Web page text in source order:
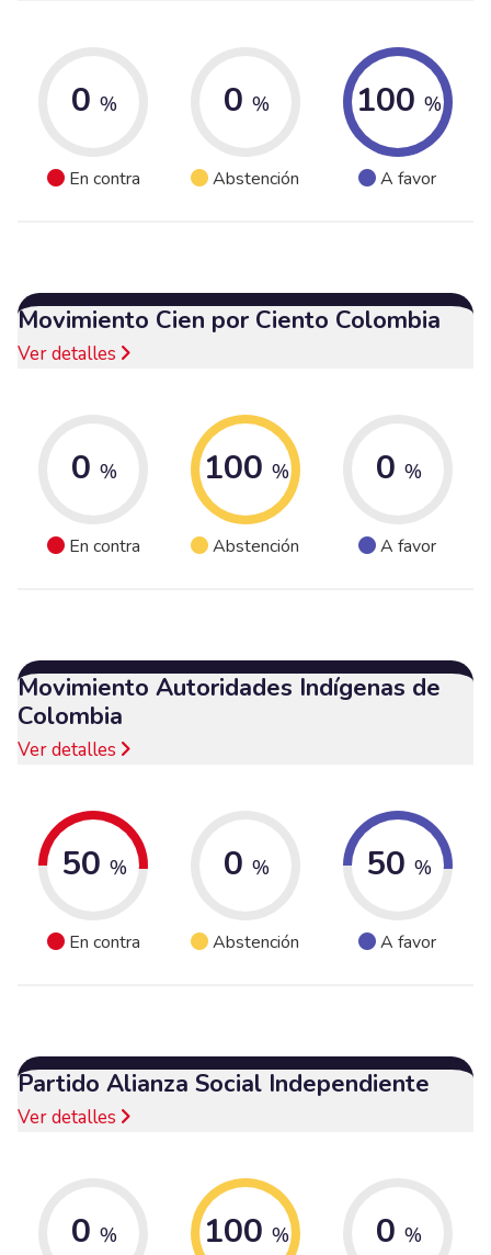
0 %
En contra
0 %
Abstención
100 %
A favor
Movimiento Cien por Ciento Colombia
Ver detalles
0 %
En contra
100 %
Abstención
0 %
A favor
Movimiento Autoridades Indígenas de
Colombia
Ver detalles
50 %
En contra
0 %
Abstención
50 %
A favor
Partido Alianza Social Independiente
Ver detalles
0 % 100 % 0 %